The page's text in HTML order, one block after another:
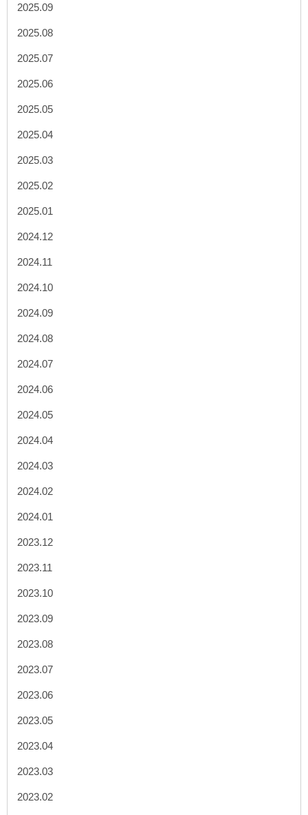
2025.09
2025.08
2025.07
2025.06
2025.05
2025.04
2025.03
2025.02
2025.01
2024.12
2024.11
2024.10
2024.09
2024.08
2024.07
2024.06
2024.05
2024.04
2024.03
2024.02
2024.01
2023.12
2023.11
2023.10
2023.09
2023.08
2023.07
2023.06
2023.05
2023.04
2023.03
2023.02